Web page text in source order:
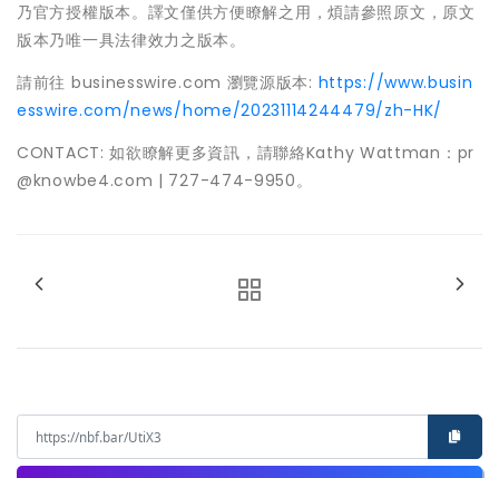
乃官方授權版本。譯文僅供方便瞭解之用，煩請參照原文，原文
版本乃唯一具法律效力之版本。
請前往 businesswire.com 瀏覽源版本: https://www.busin
esswire.com/news/home/20231114244479/zh-HK/
CONTACT: 如欲瞭解更多資訊，請聯絡Kathy Wattman：pr
@knowbe4.com | 727-474-9950。